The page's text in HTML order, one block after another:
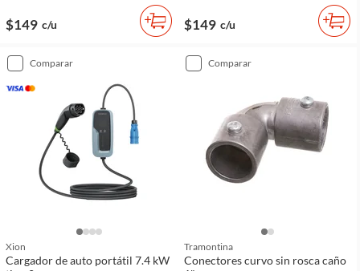
$149 c/u $149 c/u
comparar
Xion
Cargador de auto portátil 7.4 kW
comparar
Tramontina
Conectores curvo sin rosca caño